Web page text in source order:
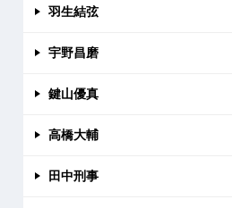
羽生結弦
宇野昌磨
鍵山優真
高橋大輔
田中刑事